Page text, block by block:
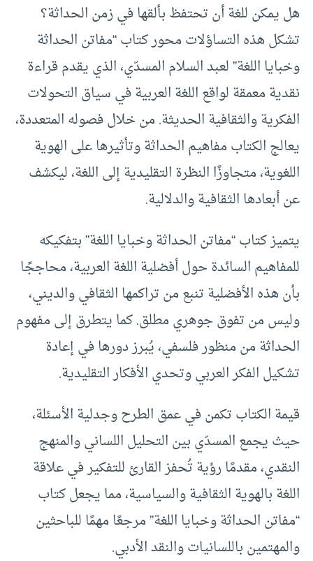
هل يمكن للغة أن تحتفظ بألقها في زمن الحداثة؟
تشكل هذه التساؤلات محور كتاب “مفاتن الحداثة
وخبايا اللغة” لعبد السلام المسدّي، الذي يقدم قراءة
نقدية معمقة لواقع اللغة العربية في سياق التحولات
الفكرية والثقافية الحديثة. من خلال فصوله المتعددة،
يعالج الكتاب مفاهيم الحداثة وتأثيرها على الهوية
اللغوية، متجاوزًا النظرة التقليدية إلى اللغة، ليكشف
عن أبعادها الثقافية والدلالية.
يتميز كتاب “مفاتن الحداثة وخبايا اللغة” بتفكيكه
للمفاهيم السائدة حول أفضلية اللغة العربية، محاججًا
بأن هذه الأفضلية تنبع من تراكمها الثقافي والديني،
وليس من تفوق جوهري مطلق. كما يتطرق إلى مفهوم
الحداثة من منظور فلسفي، يُبرز دورها في إعادة
تشكيل الفكر العربي وتحدي الأفكار التقليدية.
قيمة الكتاب تكمن في عمق الطرح وجدلية الأسئلة،
حيث يجمع المسدّي بين التحليل اللساني والمنهج
النقدي، مقدمًا رؤية تُحفز القارئ للتفكير في علاقة
اللغة بالهوية الثقافية والسياسية، مما يجعل كتاب
“مفاتن الحداثة وخبايا اللغة” مرجعًا مهمًا للباحثين
والمهتمين باللسانيات والنقد الأدبي.